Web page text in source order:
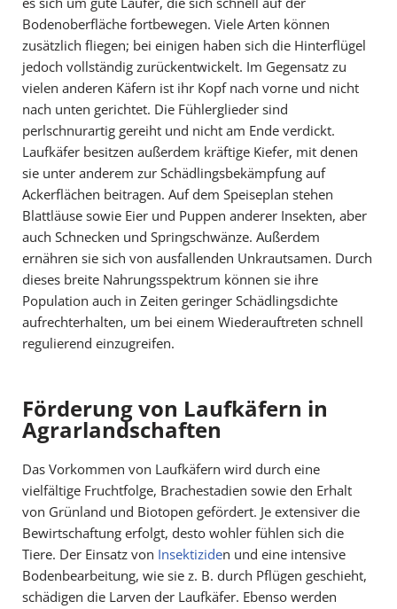
Bodenoberfläche fortbewegen. Viele Arten können
zusätzlich fliegen; bei einigen haben sich die Hinterflügel
jedoch vollständig zurückentwickelt. Im Gegensatz zu
vielen anderen Käfern ist ihr Kopf nach vorne und nicht
nach unten gerichtet. Die Fühlerglieder sind
perlschnurartig gereiht und nicht am Ende verdickt.
Laufkäfer besitzen außerdem kräftige Kiefer, mit denen
sie unter anderem zur Schädlingsbekämpfung auf
Ackerflächen beitragen. Auf dem Speiseplan stehen
Blattläuse sowie Eier und Puppen anderer Insekten, aber
auch Schnecken und Springschwänze. Außerdem
ernähren sie sich von ausfallenden Unkrautsamen. Durch
dieses breite Nahrungsspektrum können sie ihre
Population auch in Zeiten geringer Schädlingsdichte
aufrechterhalten, um bei einem Wiederauftreten schnell
regulierend einzugreifen.
Förderung von Laufkäfern in
Agrarlandschaften
Das Vorkommen von Laufkäfern wird durch eine
vielfältige Fruchtfolge, Brachestadien sowie den Erhalt
von Grünland und Biotopen gefördert. Je extensiver die
Bewirtschaftung erfolgt, desto wohler fühlen sich die
Tiere. Der Einsatz von Insektiziden und eine intensive
Bodenbearbeitung, wie sie z. B. durch Pflügen geschieht,
schädigen die Larven der Laufkäfer. Ebenso werden